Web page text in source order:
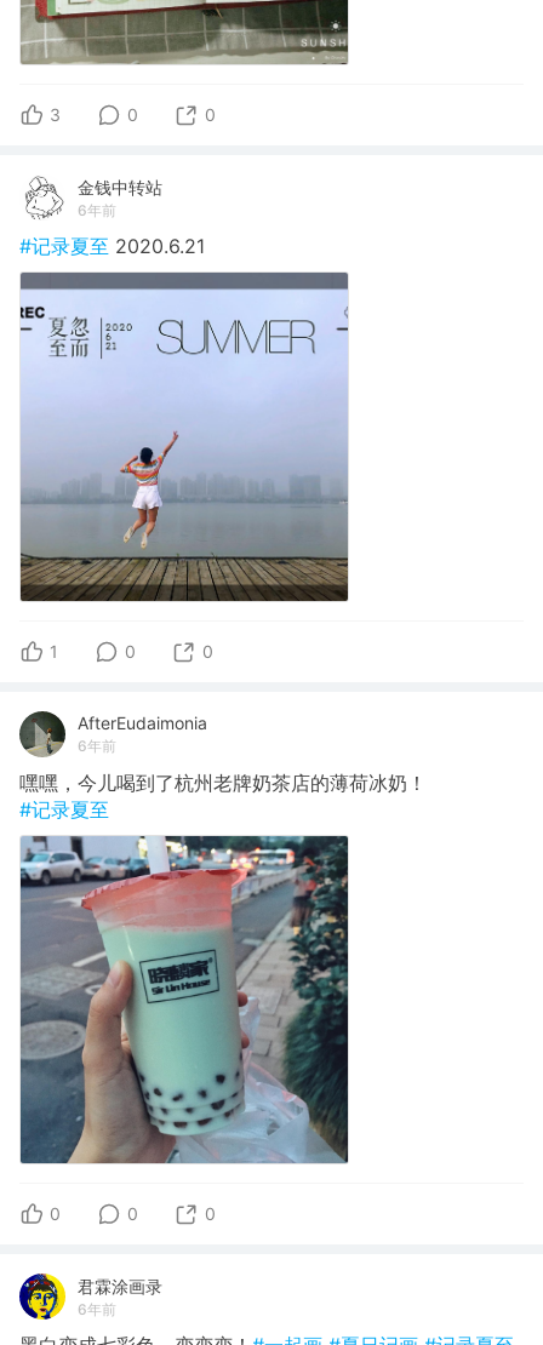
3 0 0
金钱中转站
6年前
#记录夏至 2020.6.21
1 0 0
AfterEudaimonia
6年前
嘿嘿，今儿喝到了杭州老牌奶茶店的薄荷冰奶！
#记录夏至
0 0 0
君霖涂画录
6年前